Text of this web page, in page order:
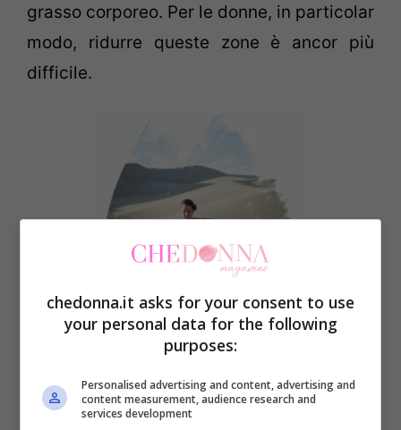
grasso corporeo. Per le donne, in particolar
modo, ridurre queste zone è ancor più
difficile.
Attenzione all’alimentazione!Mangiare
chedonna.it asks for your consent to use
your personal data for the following
purposes:
Personalised advertising and content, advertising and
content measurement, audience research and
services development